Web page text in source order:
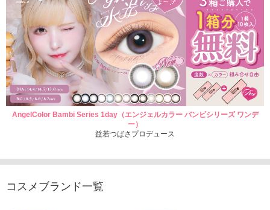
AngelColor Bambi Series 1day（エンジェルカラー バンビシリーズ ワンデ
ー）
益若つばさプロデュース
コスメブランド一覧